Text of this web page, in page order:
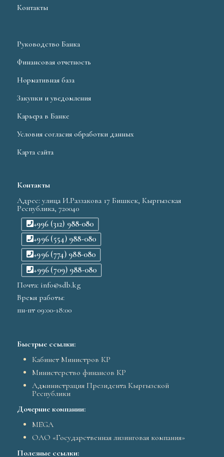
Контакты
Руководство Банка
Финансовая отчетность
Нормативная база
Закупки и уведомления
Карьера в Банке
Условия согласия обработки данных
Карта сайта
Контакты
Адрес: улица И.Раззакова 17 Бишкек, Кыргызская
Республика, 720040
+996 (312) 988-080
+996 (554) 988-080
+996 (774) 988-080
+996 (709) 988-080
Почта: info@sdb.kg
Время работы:
пн-пт 09:00-18:00
Быстрые ссылки:
Кабинет Министров КР
Министерство финансов КР
Администрация Президента Кыргызской
Республики
Дочерние компании:
MEGA
ОАО «Государственная лизинговая компания»
Полезные ссылки: